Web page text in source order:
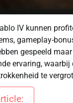
IV kunnen
gameplay-
gespeeld
ervaring,
te